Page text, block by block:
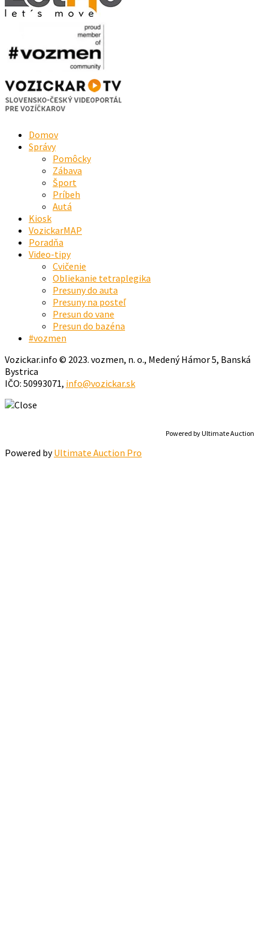
Domov
Správy
Pomôcky
Zábava
Šport
Príbeh
Autá
Kiosk
VozickarMAP
Poradňa
Video-tipy
Cvičenie
Obliekanie tetraplegika
Presuny do auta
Presuny na posteľ
Presun do vane
Presun do bazéna
#vozmen
Vozickar.info © 2023. vozmen, n. o., Medený Hámor 5, Banská
Bystrica
IČO: 50993071, info@vozickar.sk
Powered by Ultimate Auction
Powered byUltimate Auction Pro